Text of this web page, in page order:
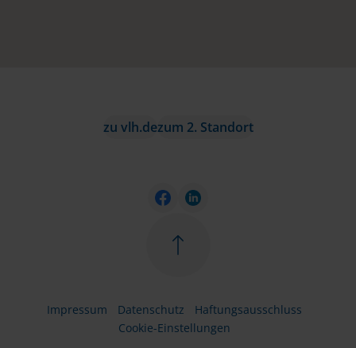
zu vlh.dezum 2. Standort
Impressum Datenschutz
Haftungsausschluss
Cookie-Einstellungen